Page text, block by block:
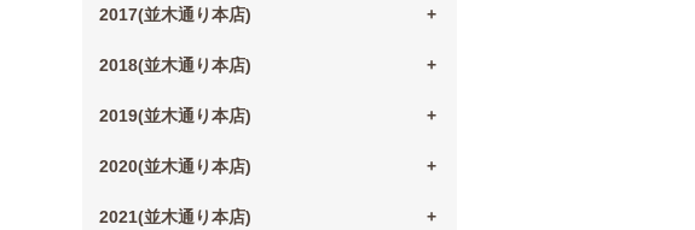
2017(並木通り本店)
2018(並木通り本店)
2019(並木通り本店)
2020(並木通り本店)
2021(並木通り本店)